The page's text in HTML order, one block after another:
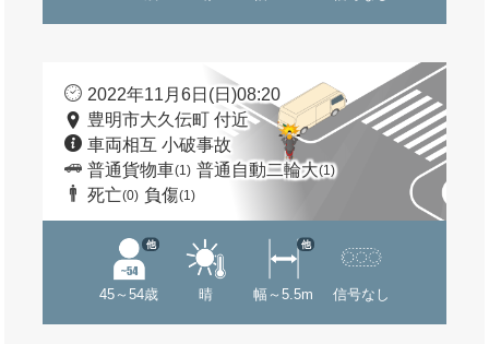
2022年11月6日(日)08:20
豊明市大久伝町 付近
車両相互 小破事故
普通貨物車(1) 普通自動二輪大(1)
死亡(0) 負傷(1)
45～54歳
他
晴 幅～5.5m
他
信号なし